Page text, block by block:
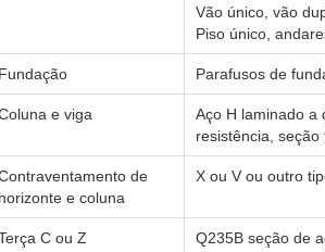
Vão único, vão
Piso único,
Parafusos de
e viga
Aço H laminado a
resistência,
de
e coluna
X ou V ou outro
C ou Z Q235B seção de